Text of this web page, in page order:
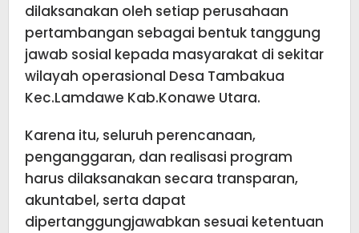
dilaksanakan oleh setiap perusahaan
pertambangan sebagai bentuk tanggung
jawab sosial kepada masyarakat di sekitar
wilayah operasional Desa Tambakua
Kec.Lamdawe Kab.Konawe Utara.
Karena itu, seluruh perencanaan,
penganggaran, dan realisasi program
harus dilaksanakan secara transparan,
akuntabel, serta dapat
dipertanggungjawabkan sesuai ketentuan